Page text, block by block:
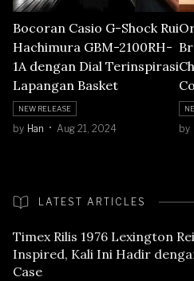
Bocoran Casio G-Shock Rui
Hachimura GBM-2100RH-
1A dengan Dial Terinspirasi
Lapangan Basket
NEW RELEASE
by Han Aug 21, 2024 by
LATEST ARTICLES
Timex Rilis 1976 Lexington
Inspired, Kali Ini Hadir
Case